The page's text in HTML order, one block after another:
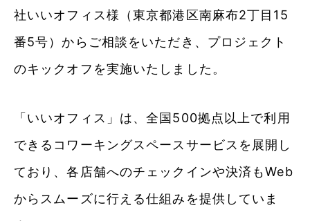
社いいオフィス様（東京都港区南麻布2丁目15
番5号）からご相談をいただき、プロジェクト
のキックオフを実施いたしました。
「いいオフィス」は、全国500拠点以上で利用
できるコワーキングスペースサービスを展開し
ており、各店舗へのチェックインや決済もWeb
からスムーズに行える仕組みを提供していま